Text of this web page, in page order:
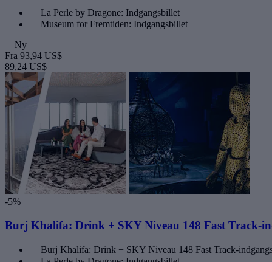
La Perle by Dragone: Indgangsbillet
Museum for Fremtiden: Indgangsbillet
Ny
Fra 93,94 US$
89,24 US$
-5%
Burj Khalifa: Drink + SKY Niveau 148 Fast Track-
Burj Khalifa: Drink + SKY Niveau 148 Fast Track-